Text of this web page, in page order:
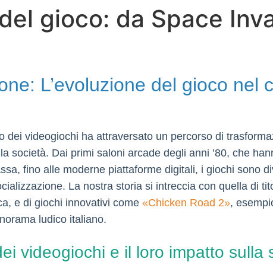
gioco: da Space
L’evoluzione del gioco nel
dei videogiochi ha attraversato un percorso di
società. Dai primi saloni arcade degli anni ’80, che
fino alle moderne piattaforme digitali, i giochi sono
La nostra storia si intreccia con quella di
e di giochi innovativi come «Chicken Road 2»,
ludico italiano.
videogiochi e il loro impatto sulla